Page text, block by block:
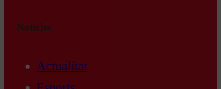
Notícies
Actualitat